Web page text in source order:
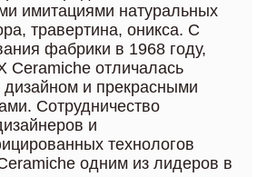
имитациями натуральных
травертина, оникса. С
фабрики в 1968 году,
Ceramiche отличалась
и прекрасными
Сотрудничество
и
технологов
одним из лидеров в